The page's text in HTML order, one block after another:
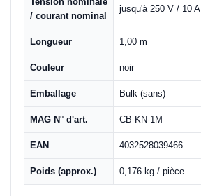
/ courant nominal
jusqu'à 250 V / 10 A
Longueur 1,00 m
Couleur noir
Emballage Bulk (sans)
MAG N° d'art. CB-KN-1M
EAN 4032528039466
Poids (approx.) 0,176 kg / pièce